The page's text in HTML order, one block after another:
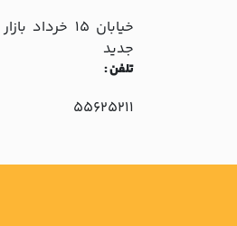
خيابان 15
جديد
تلفن :
55625211